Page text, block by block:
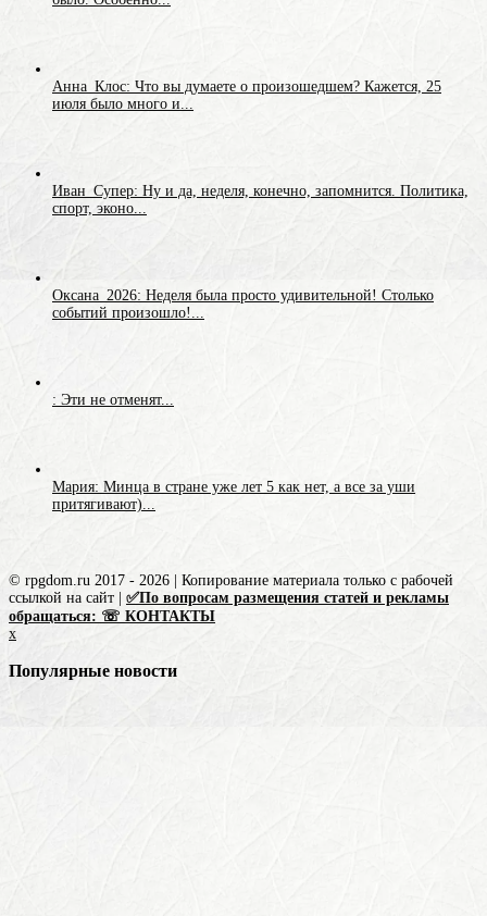
Анна_Клос: Что вы думаете о произошедшем? Кажется, 25
июля было много и...
Иван_Супер: Ну и да, неделя, конечно, запомнится. Политика,
спорт, эконо...
Оксана_2026: Неделя была просто удивительной! Столько
событий произошло!...
: Эти не отменят...
Мария: Минца в стране уже лет 5 как нет, а все за уши
притягивают)...
© rpgdom.ru 2017 - 2026 | Копирование материала только с рабочей
ссылкой на сайт | ✅По вопросам размещения статей и рекламы
обращаться: ☏ КОНТАКТЫ
x
Популярные новости